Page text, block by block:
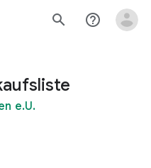
search help_outline
e.U.